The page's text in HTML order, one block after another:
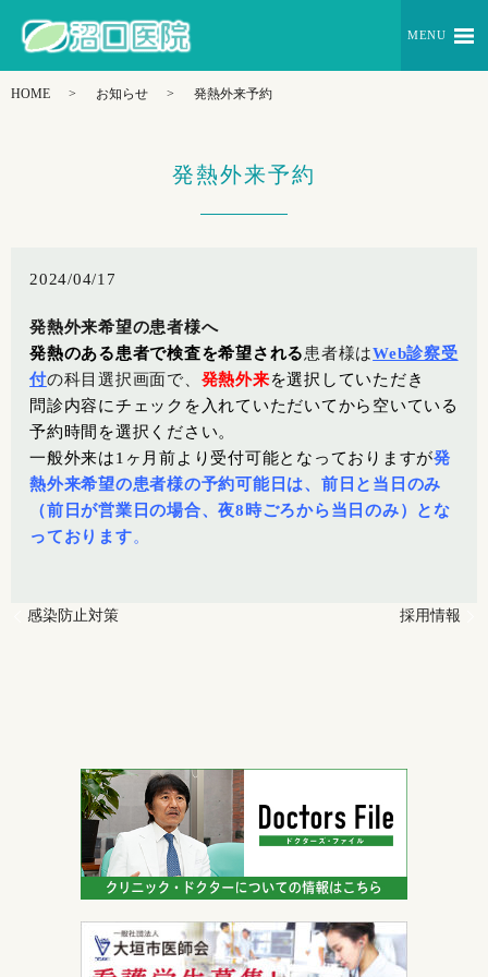
MENU
HOME お知らせ 発熱外来予約
発熱外来予約
2024/04/17
発熱外来希望の患者様へ
発熱のある患者で検査を希望される患者様はWeb診察受
付の科目選択画面で、 発熱外来を選択していただき
問診内容にチェックを入れていただいてから空いている
予約時間を選択ください。
一般外来は1ヶ月前より受付可能となっておりますが発
熱外来希望の患者様の予約可能日は、前日と当日のみ
（前日が営業日の場合、夜8時ごろから当日のみ）とな
っております。
感染防止対策 採用情報